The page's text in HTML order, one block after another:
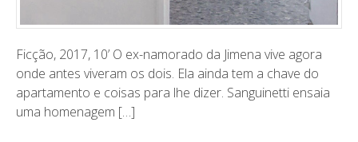
Ficção, 2017, 10’ O ex-namorado da Jimena vive agora
onde antes viveram os dois. Ela ainda tem a chave do
apartamento e coisas para lhe dizer. Sanguinetti ensaia
uma homenagem […]